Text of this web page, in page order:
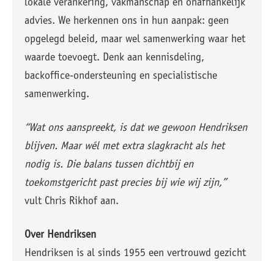
lokale verankering, vakmanschap en onafhankelijk
advies. We herkennen ons in hun aanpak: geen
opgelegd beleid, maar wel samenwerking waar het
waarde toevoegt. Denk aan kennisdeling,
backoffice-ondersteuning en specialistische
samenwerking.
“Wat ons aanspreekt, is dat we gewoon Hendriksen
blijven. Maar wél met extra slagkracht als het
nodig is. Die balans tussen dichtbij en
toekomstgericht past precies bij wie wij zijn,”
vult Chris Rikhof aan.
Over Hendriksen
Hendriksen is al sinds 1955 een vertrouwd gezicht